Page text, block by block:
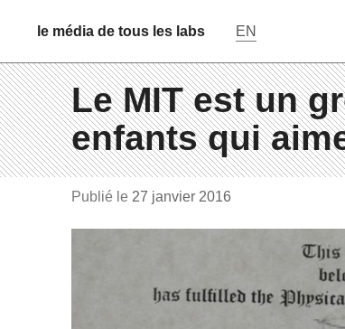
le média de tous les labs EN
Le MIT est un
enfants qui
Publié le 27 janvier 2016